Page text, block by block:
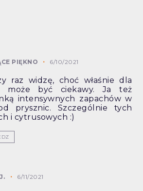
PIĘKNO 6/10/2021
raz widzę, choć właśnie dla
może być ciekawy. Ja też
intensywnych zapachów w
prysznic. Szczególnie tych
i cytrusowych :)
6/11/2021